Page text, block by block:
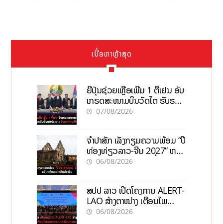
ເນື້ອຫາຫຼ້າສຸດ
ຍີ່ປຸ່ນຊ່ວຍເຫຼືອເພີ່ມ 1 ຕື້ເຢນ ອັບ
ເກຣດສະໜາມບິນວັດໄຕ ຮັບຮອງ
ການເຕີບໂຕ
07/08/2026
ຈຳປາສັກ ເລັ່ງກຽມຄວາມພ້ອມ “ປີ
ທ່ອງທ່ຽວລາວ-ຈີນ 2027” ຫວັງ
ກະຕຸ້ນເສດຖະກິດທ້ອງຖິ່ນ
06/08/2026
ສປປ ລາວ ເປີດໂຄງການ ALERT-
LAO ສ້າງຕາໜ່າງ ເຕືອນໄພ
ພະຍາດລະບາດທົ່ວປະເທດ
06/08/2026